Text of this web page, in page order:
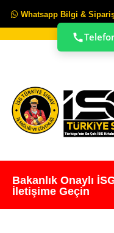
Whatsapp Bilgi & Sipariş
Bakanlık Onaylı
İletişime Geçin